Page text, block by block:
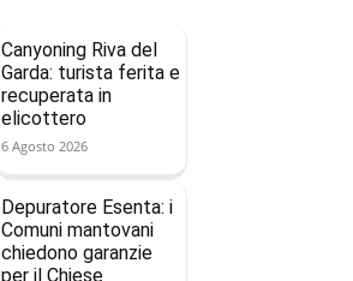
Canyoning Riva del
Garda: turista ferita e
recuperata in
elicottero
6 Agosto 2026
Depuratore Esenta: i
Comuni mantovani
chiedono garanzie
per il Chiese